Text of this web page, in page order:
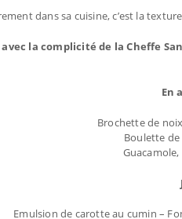
dans sa cuisine, c’est la
la complicité de la Cheffe
En
Brochette de
Boulette
Emulsion de carotte au cumin –